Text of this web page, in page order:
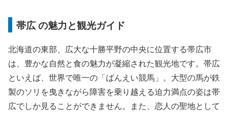
帯広 の魅力と観光ガイド
北海道の東部、広大な十勝平野の中央に位置する帯広市
は、豊かな自然と食の魅力が凝縮された観光地です。帯広
といえば、世界で唯一の「ばんえい競馬」。大型の馬が鉄
製のソリを曳きながら障害を乗り越える迫力満点の姿は帯
広でしか見ることができません。また、恋人の聖地として